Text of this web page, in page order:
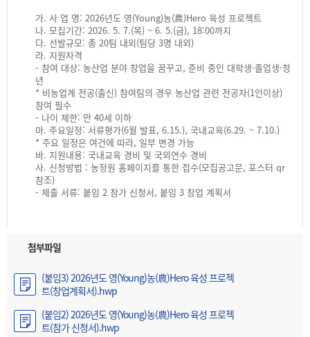
가. 사 업 명: 2026년도 영(Young)농(農)Hero 육성 프로젝트
나. 모집기간: 2026. 5. 7.(목) ~ 6. 5.(금), 18:00까지
다. 선발규모: 총 20팀 내외(팀당 3명 내외)
라. 지원자격
- 참여 대상: 농산업 분야 창업을 꿈꾸고, 준비 중인 대학생·졸업생·청
년
* 비농업계 전공(출신) 참여팀의 경우 농산업 관련 전공자(1인이상)
참여 필수
- 나이 제한: 만 40세 이하
마. 주요일정: 서류평가(6월 발표, 6.15.), 국내교육(6.29. ~ 7.10.)
* 주요 일정은 여건에 따라, 일부 변경 가능
바. 지원내용: 국내교육 경비 및 국외연수 경비
사. 신청방법 : 농정원 홈페이지를 통한 접수(모집공고문, 포스터 qr
참조)
- 제출 서류: 붙임 2 참가 신청서, 붙임 3 창업 계획서
첨부파일
(붙임3) 2026년도 영(Young)농(農)Hero 육성 프로젝
트(창업계획서).hwp
(붙임2) 2026년도 영(Young)농(農)Hero 육성 프로젝
트(참가 신청서).hwp